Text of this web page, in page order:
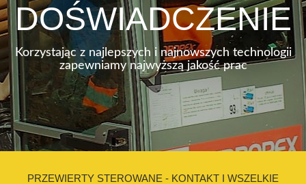
DOŚWIADCZENIE
Korzystając z najlepszych i najnowszych technologii
zapewniamy najwyższą jakość prac
PRZEWIERTY STEROWANE - KONTAKT I WSZELKIE